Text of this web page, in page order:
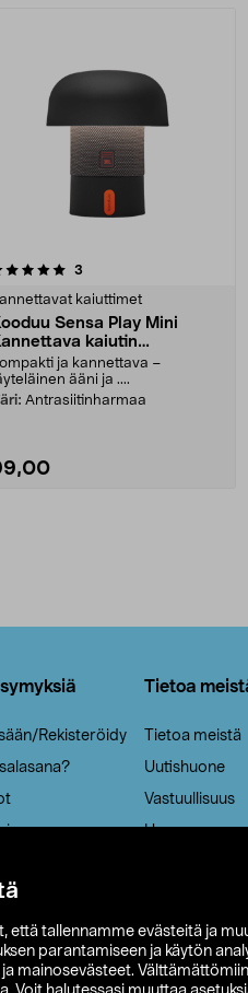
että tallennamme evästeitä ja
parantamiseen ja käytön
mainosevästeet.
3
kaiuttimet
Sensa Play Mini
kaiutin
ja kannettava –
ääni ja ....
Antrasiitinharmaa
5.0 viidestä
Rekisteröidy
Tietoa
Tietoa meistä
Uutishuone
Vastuullisuus
Ura